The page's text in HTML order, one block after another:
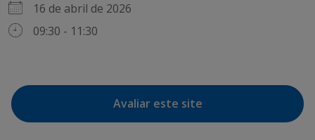
16 de abril de 2026
09:30 - 11:30
Avaliar este site